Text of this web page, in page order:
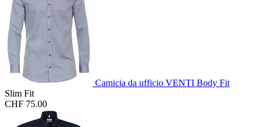
Camicia da ufficio VENTI Body Fit
Slim Fit
CHF 75.00